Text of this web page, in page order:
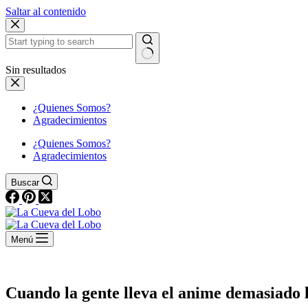
Saltar al contenido
Sin resultados
¿Quienes Somos?
Agradecimientos
¿Quienes Somos?
Agradecimientos
Buscar
Menú
Cuando la gente lleva el anime demasiado